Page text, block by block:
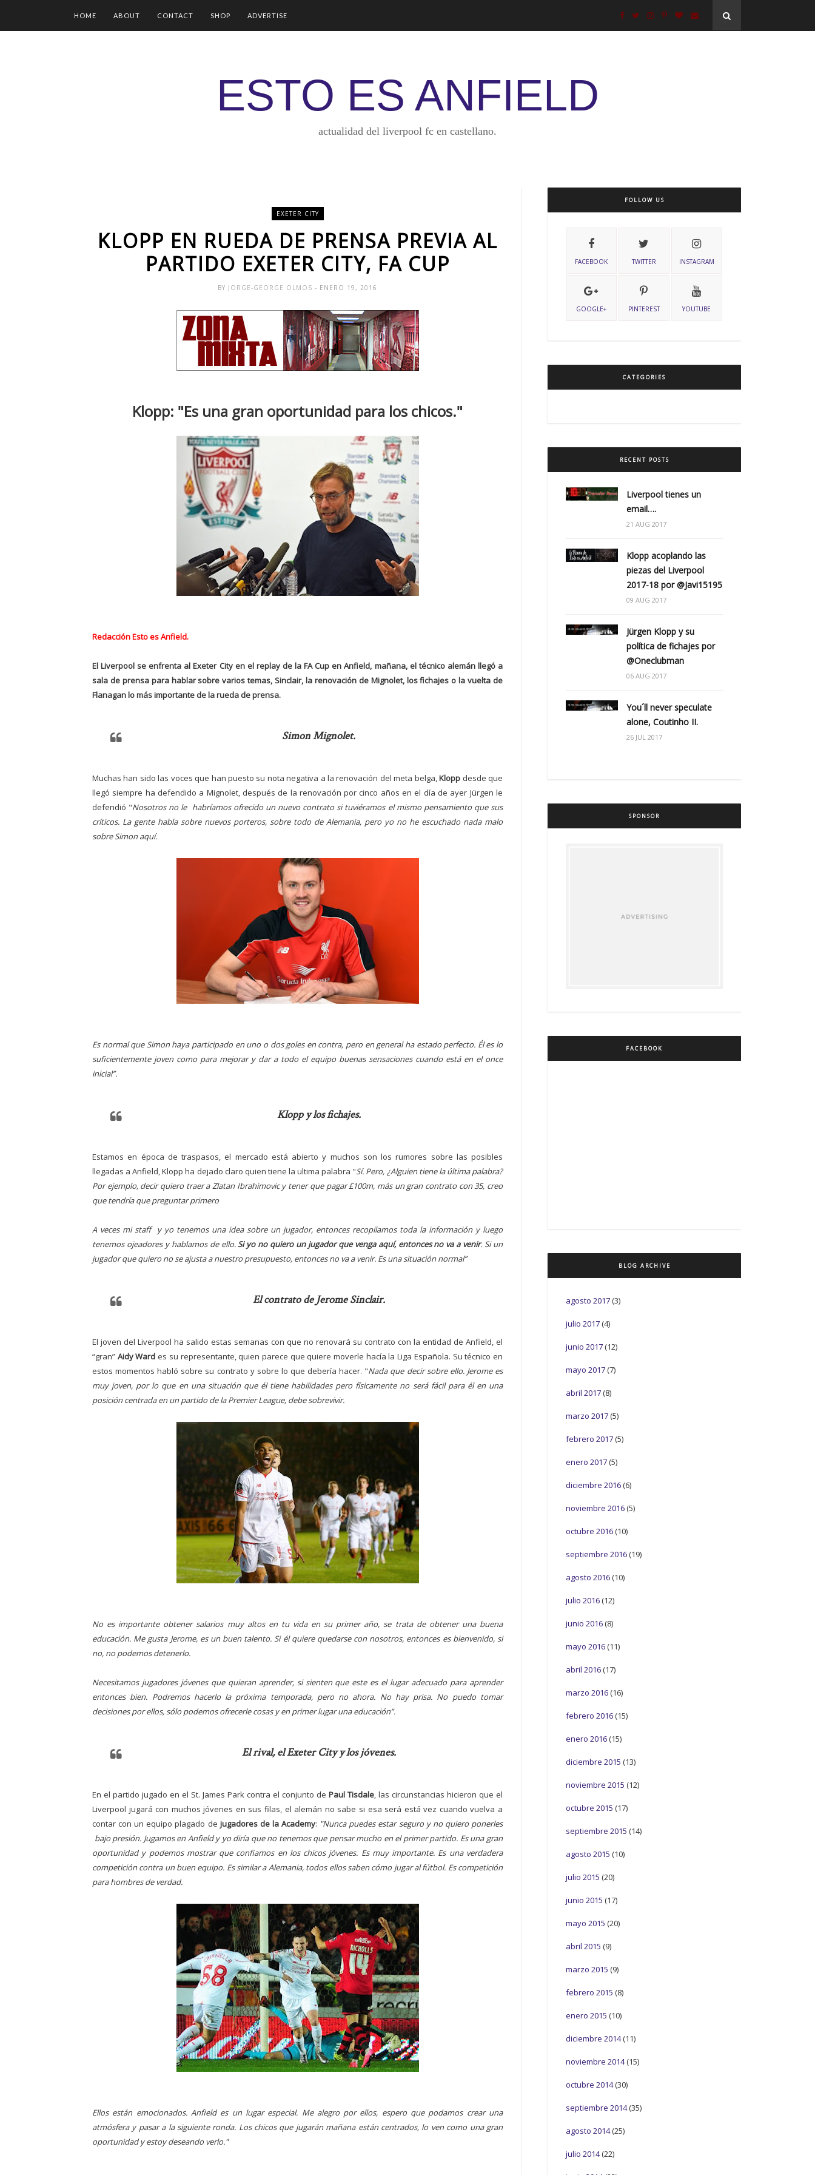
HOME ABOUT CONTACT SHOP ADVERTISE
ESTO ES ANFIELD
actualidad del liverpool fc en castellano.
EXETER CITY
KLOPP EN RUEDA DE PRENSA PREVIA AL
PARTIDO EXETER CITY, FA CUP
BY JORGE-GEORGE OLMOS - ENERO 19, 2016
Klopp: "Es una gran oportunidad para los chicos."
Redacción Esto es Anfield.
El Liverpool se enfrenta al Exeter City en el replay de la FA Cup en Anfield, mañana, el técnico alemán llegó a
sala de prensa para hablar sobre varios temas, Sinclair, la renovación de Mignolet, los fichajes o la vuelta de
Flanagan lo más importante de la rueda de prensa.
Simon Mignolet.
Muchas han sido las voces que han puesto su nota negativa a la renovación del meta belga,Klopp desde que
llegó siempre ha defendido a Mignolet, después de la renovación por cinco años en el día de ayer Jürgen le
defendió "Nosotros no le habríamos ofrecido un nuevo contrato si tuviéramos el mismo pensamiento que sus
críticos. La gente habla sobre nuevos porteros, sobre todo de Alemania, pero yo no he escuchado nada malo
sobre Simon aquí.
Es normal que Simon haya participado en uno o dos goles en contra, pero en general ha estado perfecto. Él es lo
suficientemente joven como para mejorar y dar a todo el equipo buenas sensaciones cuando está en el once
inicial”.
Klopp y los fichajes.
Estamos en época de traspasos, el mercado está abierto y muchos son los rumores sobre las posibles
llegadas a Anfield, Klopp ha dejado claro quien tiene la ultima palabra "Sí. Pero, ¿Alguien tiene la última palabra?
Por ejemplo, decir quiero traer a Zlatan Ibrahimovic y tener que pagar £100m, más un gran contrato con 35, creo
que tendría que preguntar primero
A veces mi staff y yo tenemos una idea sobre un jugador, entonces recopilamos toda la información y luego
tenemos ojeadores y hablamos de ello.Si yo no quiero un jugador que venga aquí, entonces no va a venir. Si un
jugador que quiero no se ajusta a nuestro presupuesto, entonces no va a venir. Es una situación normal”
El contrato de Jerome Sinclair.
El joven del Liverpool ha salido estas semanas con que no renovará su contrato con la entidad de Anfield, el
“gran” Aidy Ward es su representante, quien parece que quiere moverle hacía la Liga Española. Su técnico en
estos momentos habló sobre su contrato y sobre lo que debería hacer. "Nada que decir sobre ello. Jerome es
muy joven, por lo que en una situación que él tiene habilidades pero físicamente no será fácil para él en una
posición centrada en un partido de la Premier League, debe sobrevivir.
No es importante obtener salarios muy altos en tu vida en su primer año, se trata de obtener una buena
educación. Me gusta Jerome, es un buen talento. Si él quiere quedarse con nosotros, entonces es bienvenido, si
no, no podemos detenerlo.
Necesitamos jugadores jóvenes que quieran aprender, si sienten que este es el lugar adecuado para aprender
entonces bien. Podremos hacerlo la próxima temporada, pero no ahora. No hay prisa. No puedo tomar
decisiones por ellos, sólo podemos ofrecerle cosas y en primer lugar una educación”.
El rival, el Exeter City y los jóvenes.
En el partido jugado en el St. James Park contra el conjunto de Paul Tisdale, las circunstancias hicieron que el
Liverpool jugará con muchos jóvenes en sus filas, el alemán no sabe si esa será está vez cuando vuelva a
contar con un equipo plagado de jugadores de la Academy: "Nunca puedes estar seguro y no quiero ponerles
bajo presión. Jugamos en Anfield y yo diría que no tenemos que pensar mucho en el primer partido. Es una gran
oportunidad y podemos mostrar que confiamos en los chicos jóvenes. Es muy importante. Es una verdadera
competición contra un buen equipo. Es similar a Alemania, todos ellos saben cómo jugar al fútbol. Es competición
para hombres de verdad.
Ellos están emocionados. Anfield es un lugar especial. Me alegro por ellos, espero que podamos crear una
atmósfera y pasar a la siguiente ronda. Los chicos que jugarán mañana están centrados, lo ven como una gran
oportunidad y estoy deseando verlo."
FOLLOW US
FACEBOOK TWITTER INSTAGRAM
GOOGLE+ PINTEREST YOUTUBE
CATEGORIES
RECENT POSTS
Liverpool tienes un
email….
21 AUG 2017
Klopp acoplando las
piezas del Liverpool
2017-18 por @Javi15195
09 AUG 2017
Jürgen Klopp y su
política de fichajes por
@Oneclubman
06 AUG 2017
You´ll never speculate
alone, Coutinho II.
26 JUL 2017
SPONSOR
FACEBOOK
BLOG ARCHIVE
agosto 2017 (3)
julio 2017 (4)
junio 2017 (12)
mayo 2017 (7)
abril 2017 (8)
marzo 2017 (5)
febrero 2017 (5)
enero 2017 (5)
diciembre 2016 (6)
noviembre 2016 (5)
octubre 2016 (10)
septiembre 2016 (19)
agosto 2016 (10)
julio 2016 (12)
junio 2016 (8)
mayo 2016 (11)
abril 2016 (17)
marzo 2016 (16)
febrero 2016 (15)
enero 2016 (15)
diciembre 2015 (13)
noviembre 2015 (12)
octubre 2015 (17)
septiembre 2015 (14)
agosto 2015 (10)
julio 2015 (20)
junio 2015 (17)
mayo 2015 (20)
abril 2015 (9)
marzo 2015 (9)
febrero 2015 (8)
enero 2015 (10)
diciembre 2014(11)
noviembre 2014(15)
octubre 2014(30)
septiembre 2014(35)
agosto 2014(25)
julio 2014(22)